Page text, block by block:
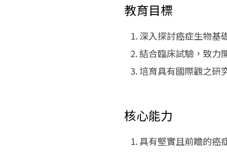
教育目標
深入探討癌症生物基
結合臨床試驗，致力
培育具有國際觀之研
核心能力
具有堅實且前瞻的癌